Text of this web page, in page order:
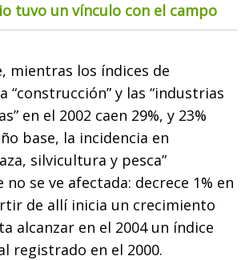
tuvo un vínculo con el campo
mientras los índices de
“construcción” y las “industrias
en el 2002 caen 29%, y 23%
base, la incidencia en
silvicultura y pesca”
se ve afectada: decrece 1% en
de allí inicia un crecimiento
alcanzar en el 2004 un índice
registrado en el 2000.